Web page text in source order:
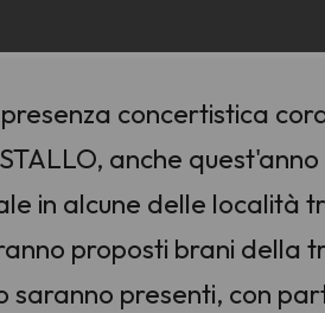
presenza concertistica
anche
in alcune delle località
proposti brani della
saranno presenti, con